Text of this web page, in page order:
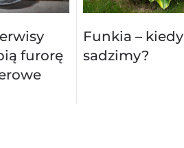
furorę
Funkia – kiedy
sadzimy?